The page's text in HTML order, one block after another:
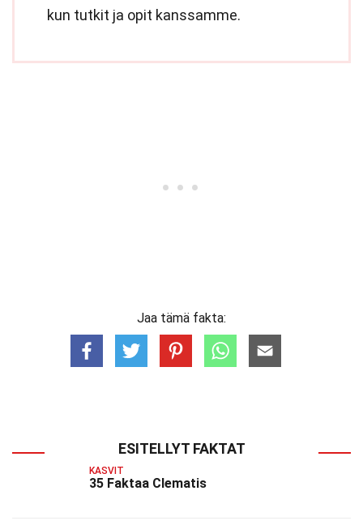
kun tutkit ja opit kanssamme.
Jaa tämä fakta:
ESITELLYT FAKTAT
KASVIT
35 Faktaa Clematis